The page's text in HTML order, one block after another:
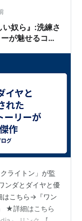
い奴ら』:洗練さ
が魅せるコメ
ライトン」が監
ンダとダイヤと優
はこちら→『ワン
★詳細はこちら